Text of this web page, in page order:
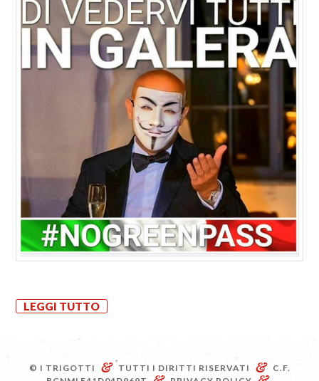
LEGGI TUTTO
© I TRIGOTTI & TUTTI I DIRITTI RISERVATI &
C.F.